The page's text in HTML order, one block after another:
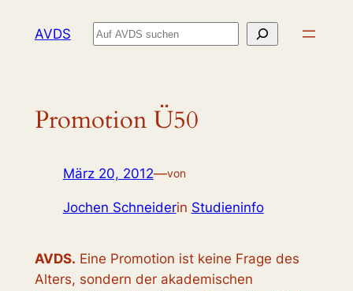
InhaltAVDS Suchen
Promotion Ü50
März 20, 2012—von
Jochen Schneiderin Studieninfo
AVDS. Eine Promotion ist keine Frage des
Alters, sondern der akademischen